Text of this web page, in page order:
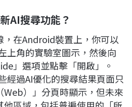
AI搜尋功能？
，在Android裝置上，你可以
上角的實驗室圖示，然後向
」選項並點擊「開啟」。
經過AI優化的搜尋結果頁面只
）」分頁時顯示，但未來